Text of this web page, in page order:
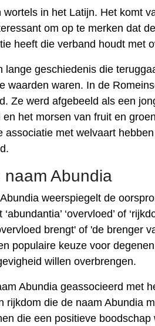
in het Latijn. Het komt
om op te merken dat
heeft die verband houdt met
lange geschiedenis die
waarden waren. In de
Ze werd afgebeeld als een
het morsen van fruit en
associatie met welvaart
Abundia
weerspiegelt de
‘overvloed’ of
brengt' of 'de brenger
populaire keuze voor
willen overbrengen.
Abundia geassocieerd met
rijkdom die de naam Abundia
die een positieve